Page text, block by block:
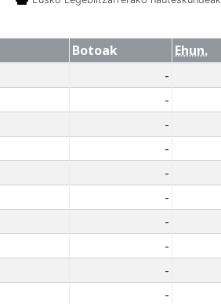
Botoak Ehun.
-
-
-
-
-
-
-
-
-
-